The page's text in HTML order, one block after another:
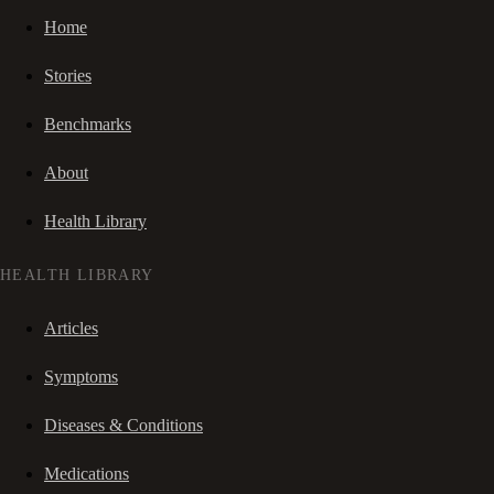
Home
Stories
Benchmarks
About
Health Library
HEALTH LIBRARY
Articles
Symptoms
Diseases & Conditions
Medications